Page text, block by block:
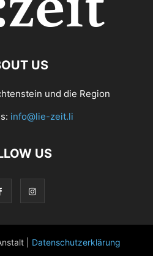
US
und die Region
info@lie-zeit.li
US
| Datenschutzerklärung